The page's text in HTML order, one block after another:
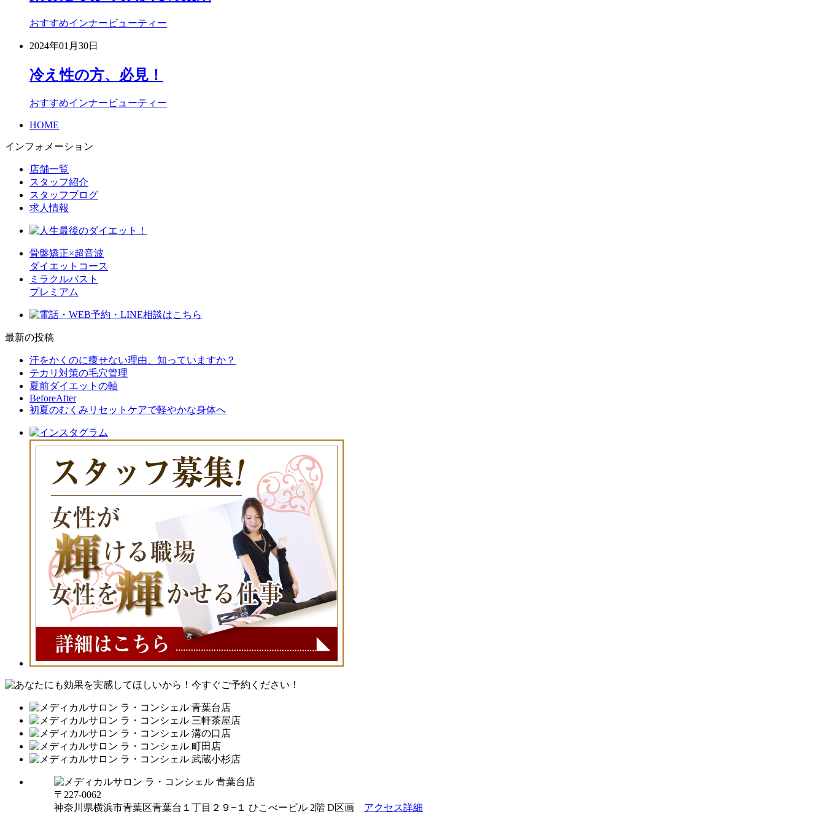
おすすめインナービューティー
2024年01月30日
冷え性の方、必見！
おすすめインナービューティー
HOME
インフォメーション
店舗一覧
スタッフ紹介
スタッフブログ
求人情報
骨盤矯正×超音波
ダイエットコース
ミラクルバスト
プレミアム
最新の投稿
汗をかくのに痩せない理由、知っていますか？
テカリ対策の毛穴管理
夏前ダイエットの軸
BeforeAfter
初夏のむくみリセットケアで軽やかな身体へ
〒227-0062
神奈川県横浜市青葉区青葉台１丁目２９−１ ひこべービル 2階 D区画 アクセス詳細